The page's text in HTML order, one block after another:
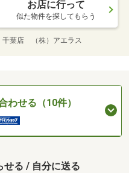
お店に行って
似た物件を探してもらう
葉店 （株）アエラス
わせる（10件）
せる / 自分に送る